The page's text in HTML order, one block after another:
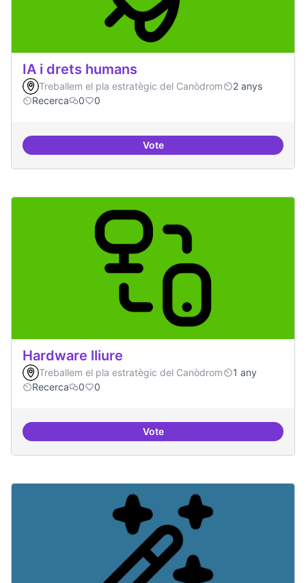
IA i drets humans
Treballem el pla estratègic del Canòdrom
2 anys
Recerca
0 0
VoteIA i drets humans
Hardware lliure
Treballem el pla estratègic del Canòdrom
1 any
Recerca
0 0
VoteHardware lliure